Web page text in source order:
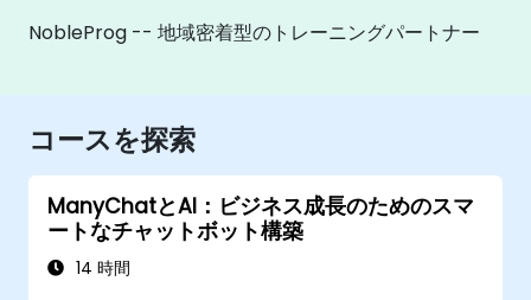
NobleProg -- 地域密着型のトレーニングパートナー
コースを探索
ManyChatとAI：ビジネス成長のためのスマ
ートなチャットボット構築
14 時間